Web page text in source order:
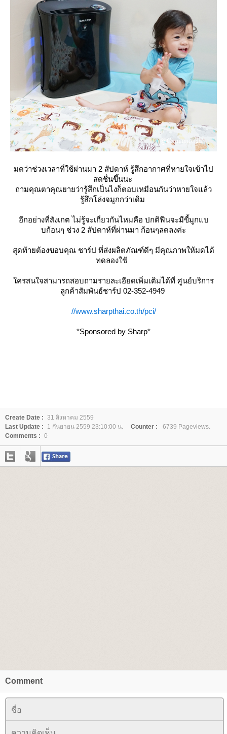
มดว่าช่วงเวลาที่ใช้ผ่านมา 2 สัปดาห์ รู้สึกอากาศที่หายใจเข้าไป
สดชื่นขึ้นนะ
ถามคุณตาคุณยายว่ารู้สึกเป็นไงก็ตอบเหมือนกันว่าหายใจแล้ว
รู้สึกโล่งจมูกกว่าเดิม
อีกอย่างที่สังเกต ไม่รู้จะเกี่ยวกันไหมคือ ปกติฟีนจะมีขี้มูกแบ
บก้อนๆ ช่วง 2 สัปดาห์ที่ผ่านมา ก้อนๆลดลงค่ะ
สุดท้ายต้องขอบคุณ ชาร์ป ที่ส่งผลิตภัณฑ์ดีๆ มีคุณภาพให้มดได้
ทดลองใช้
ครสนใจสามารถสอบถามรายละเอียดเพิ่มเติมได้ที่ ศูนย์บริการ
ลูกค้าสัมพันธ์ชาร์ป 02-352-4949
//www.sharpthai.co.th/pci/
*Sponsored by Sharp*
Create Date : 31 สิงหาคม 2559
Last Update :
1 กันยายน 2559 23:10:00 น. Counter :
6739 Pageviews.
Comments : 0
Comment